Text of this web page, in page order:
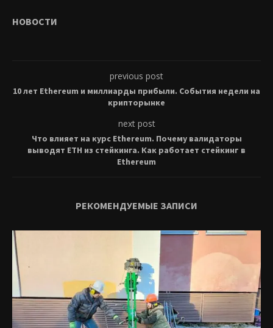
НОВОСТИ
previous post
10 лет Ethereum и миллиарды прибыли. События недели на
крипторынке
next post
Что влияет на курс Ethereum. Почему валидаторы
выводят ETH из стейкинга. Как работает стейкинг в
Ethereum
РЕКОМЕНДУЕМЫЕ ЗАПИСИ